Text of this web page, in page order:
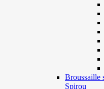
Broussaille
Spirou